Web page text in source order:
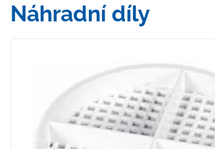
Náhradní díly